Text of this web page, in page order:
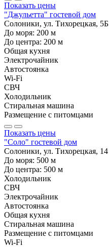
Показать цены
"Джульетта" гостевой дом
Солоники, ул. Тихорецкая, 5Б
До моря: 200 м
До центра: 200 м
Общая кухня
Электрочайник
Автостоянка
Wi-Fi
СВЧ
Холодильник
Стиральная машина
Размещение с питомцами
Показать цены
"Соло" гостевой дом
Солоники, ул. Тихорецкая, 14
До моря: 500 м
До центра: 500 м
Холодильник
СВЧ
Электрочайник
Автостоянка
Общая кухня
Стиральная машина
Размещение с питомцами
Wi-Fi